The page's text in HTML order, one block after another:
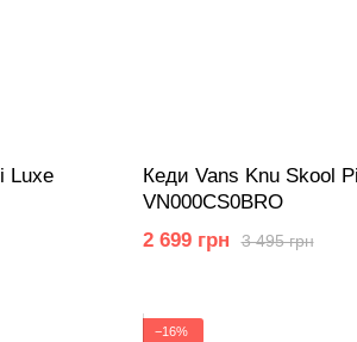
Luxe
Кеди Vans Knu Skool
VN000CS0BRO
3 495 грн
2 699 грн
−16%